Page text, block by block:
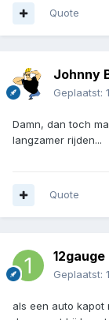
Quote
Johnny
Geplaatst:
Damn, dan toch
langzamer rijden...
Quote
12gauge
Geplaatst:
als een auto kapot